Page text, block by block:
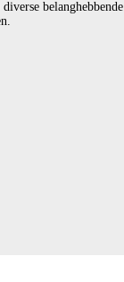
belanghebbende